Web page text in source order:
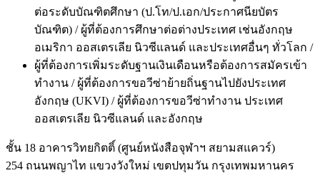
ต่อระดับบัณฑิตศึกษา (ป.โท/ป.เอก/ประกาศนียบัตร
บัณฑิต) / ผู้ที่ต้องการศึกษาต่อต่างประเทศ เช่นอังกฤษ
อเมริกา ออสเตรเลีย นิวซีแลนด์ และประเทศอื่นๆ ทั่วโลก /
ผู้ที่ต้องการเพิ่มระดับฐานเงินเดือนหรือต้องการสมัครเข้า
ทำงาน / ผู้ที่ต้องการขอวีซ่าย้ายถิ่นฐานไปยังประเทศ
อังกฤษ (UKVI) / ผู้ที่ต้องการขอวีซ่าทำงาน ประเทศ
ออสเตรเลีย นิวซีแลนด์ และอังกฤษ
ชั้น 18 อาคารวิทยกิตติ์ (ศูนย์หนังสือจุฬาฯ สยามสแควร์)
254 ถนนพญาไท แขวงวังใหม่ เขตปทุมวัน กรุงเทพมหานคร